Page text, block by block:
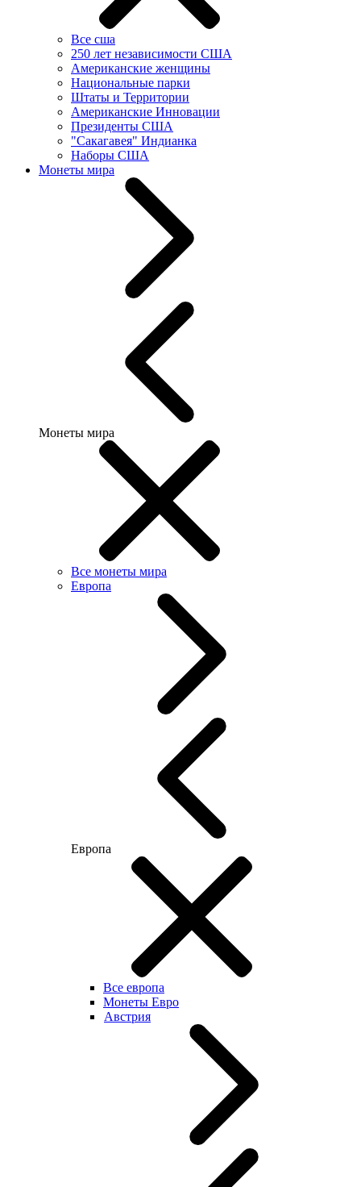
Все сша
250 лет независимости США
Американские женщины
Национальные парки
Штаты и Территории
Американские Инновации
Президенты США
"Сакагавея" Индианка
Наборы США
Монеты мира
Монеты мира
Все монеты мира
Европа
Европа
Все европа
Монеты Евро
Австрия